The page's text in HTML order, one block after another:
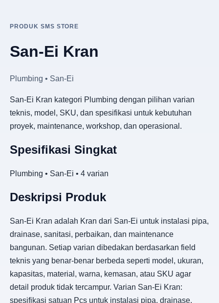
PRODUK SMS STORE
San-Ei Kran
Plumbing • San-Ei
San-Ei Kran kategori Plumbing dengan pilihan varian
teknis, model, SKU, dan spesifikasi untuk kebutuhan
proyek, maintenance, workshop, dan operasional.
Spesifikasi Singkat
Plumbing • San-Ei • 4 varian
Deskripsi Produk
San-Ei Kran adalah Kran dari San-Ei untuk instalasi pipa,
drainase, sanitasi, perbaikan, dan maintenance
bangunan. Setiap varian dibedakan berdasarkan field
teknis yang benar-benar berbeda seperti model, ukuran,
kapasitas, material, warna, kemasan, atau SKU agar
detail produk tidak tercampur. Varian San-Ei Kran:
spesifikasi satuan Pcs untuk instalasi pipa, drainase,